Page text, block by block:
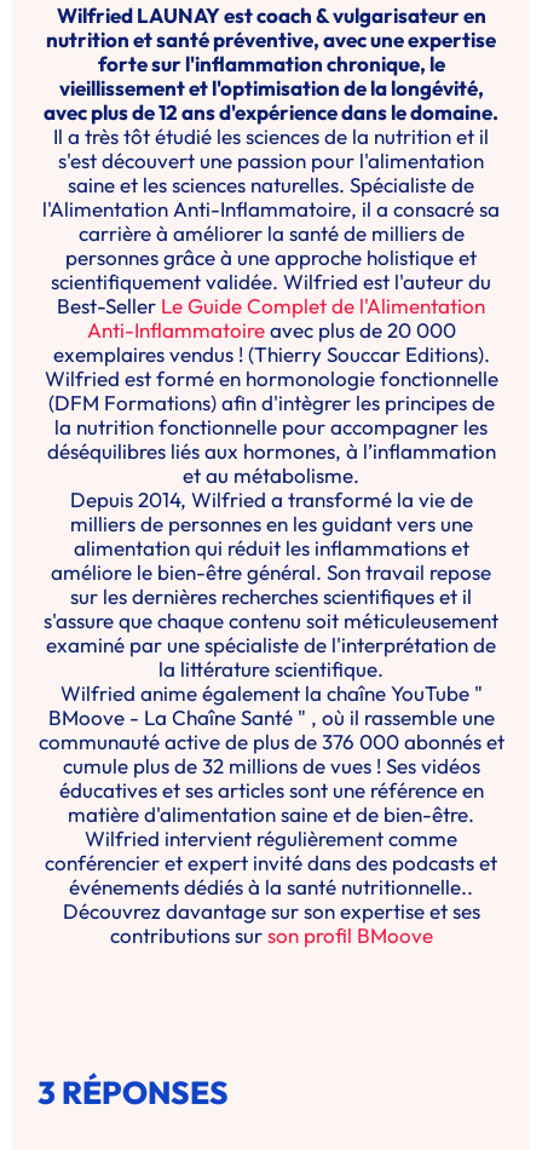
Wilfried LAUNAY est coach & vulgarisateur en
nutrition et santé préventive, avec une expertise
forte sur l'inflammation chronique, le
vieillissement et l'optimisation de la longévité,
avec plus de 12 ans d'expérience dans le domaine.
Il a très tôt étudié les sciences de la nutrition et il
s'est découvert une passion pour l'alimentation
saine et les sciences naturelles. Spécialiste de
l'Alimentation Anti-Inflammatoire, il a consacré sa
carrière à améliorer la santé de milliers de
personnes grâce à une approche holistique et
scientifiquement validée. Wilfried est l'auteur du
Best-Seller Le Guide Complet de l'Alimentation
Anti-Inflammatoireavec plus de 20 000
exemplaires vendus ! (Thierry Souccar Editions).
Wilfried est formé en hormonologie fonctionnelle
(DFM Formations) afin d'intègrer les principes de
la nutrition fonctionnelle pour accompagner les
déséquilibres liés aux hormones, à l’inflammation
et au métabolisme.
Depuis 2014, Wilfried a transformé la vie de
milliers de personnes en les guidant vers une
alimentation qui réduit les inflammations et
améliore le bien-être général. Son travail repose
sur les dernières recherches scientifiques et il
s'assure que chaque contenu soit méticuleusement
examiné par une spécialiste de l'interprétation de
la littérature scientifique.
Wilfried anime également la chaîne YouTube "
BMoove - La Chaîne Santé " , où il rassemble une
communauté active de plus de 376 000 abonnés et
cumule plus de 32 millions de vues ! Ses vidéos
éducatives et ses articles sont une référence en
matière d'alimentation saine et de bien-être.
Wilfried intervient régulièrement comme
conférencier et expert invité dans des podcasts et
événements dédiés à la santé nutritionnelle..
Découvrez davantage sur son expertise et ses
contributions surson profil BMoove
3 RÉPONSES